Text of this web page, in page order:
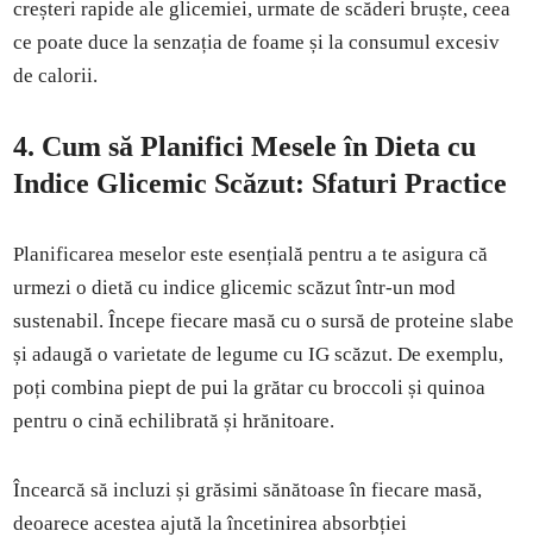
creșteri rapide ale glicemiei, urmate de scăderi bruște, ceea
ce poate duce la senzația de foame și la consumul excesiv
de calorii.
4. Cum să Planifici Mesele în Dieta cu
Indice Glicemic Scăzut: Sfaturi Practice
Planificarea meselor este esențială pentru a te asigura că
urmezi o dietă cu indice glicemic scăzut într-un mod
sustenabil. Începe fiecare masă cu o sursă de proteine slabe
și adaugă o varietate de legume cu IG scăzut. De exemplu,
poți combina piept de pui la grătar cu broccoli și quinoa
pentru o cină echilibrată și hrănitoare.
Încearcă să incluzi și grăsimi sănătoase în fiecare masă,
deoarece acestea ajută la încetinirea absorbției